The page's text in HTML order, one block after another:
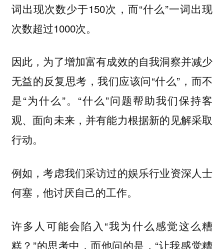
词出现次数少于150次，而“什么”一词出现
次数超过1000次。
因此，为了增加富有成效的自我洞察并减少
无益的反复思考，我们应该问“什么”，而不
是“为什么”。“什么”问题帮助我们保持客
观、面向未来，并有能力根据新的见解采取
行动。
例如，考虑我们采访过的娱乐行业资深人士
何塞，他讨厌自己的工作。
许多人可能会陷入“我为什么感觉这么糟
糕？”的思考中，而他问的是，“让我感觉糟